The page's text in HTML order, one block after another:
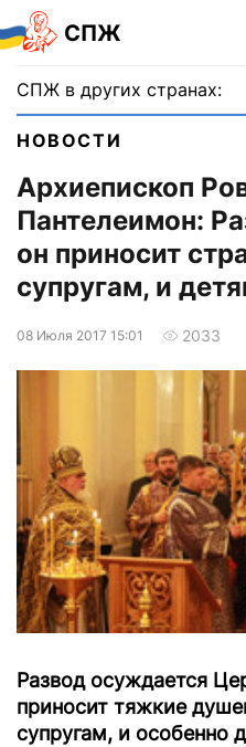
СПЖ
СПЖ в других странах:
НОВОСТИ
Архиепископ
Пантелеимон:
он приносит
супругам, и
08 Июля 2017 15:01 2033
Развод осуждается
приносит тяжкие
супругам, и особенно